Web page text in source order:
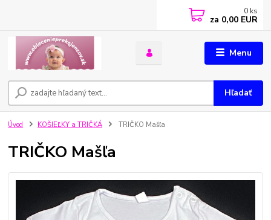
Menu
Hľadať
0 ks
za 0,00 EUR
Úvod KOŠIEĽKY a TRIČKÁ TRIČKO Mašľa
TRIČKO Mašľa